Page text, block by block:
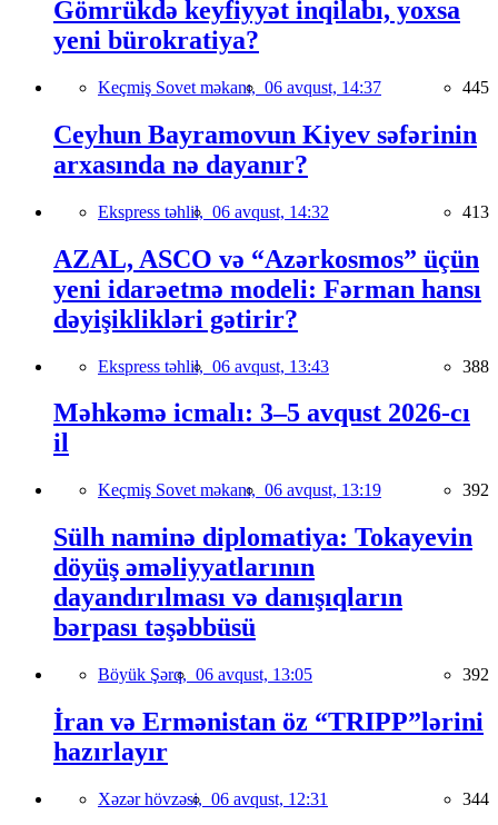
Gömrükdə keyfiyyət inqilabı, yoxsa
yeni bürokratiya?
Keçmiş Sovet məkanı, 06 avqust, 14:37 445
Ceyhun Bayramovun Kiyev səfərinin
arxasında nə dayanır?
Ekspress təhlil, 06 avqust, 14:32 413
AZAL, ASCO və “Azərkosmos” üçün
yeni idarəetmə modeli: Fərman hansı
dəyişiklikləri gətirir?
Ekspress təhlil, 06 avqust, 13:43 388
Məhkəmə icmalı: 3–5 avqust 2026-cı
il
Keçmiş Sovet məkanı, 06 avqust, 13:19 392
Sülh naminə diplomatiya: Tokayevin
döyüş əməliyyatlarının
dayandırılması və danışıqların
bərpası təşəbbüsü
Böyük Şərq, 06 avqust, 13:05 392
İran və Ermənistan öz “TRIPP”lərini
hazırlayır
Xəzər hövzəsi, 06 avqust, 12:31 344